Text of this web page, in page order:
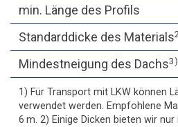
min. Länge des Profils
Standarddicke des Materials
Mindestneigung des Dachs3)
1) Für Transport mit LKW können
verwendet werden. Empfohlene
6 m. 2) Einige Dicken bieten wir